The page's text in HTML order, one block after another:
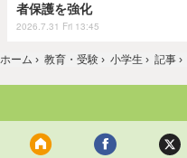
者保護を強化
2026.7.31 Fri 13:45
ホーム › 教育・受験 › 小学生 › 記事 ›